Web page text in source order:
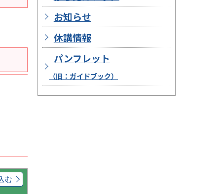
む
お知らせ
休講情報
パンフレット
（旧：ガイドブック）